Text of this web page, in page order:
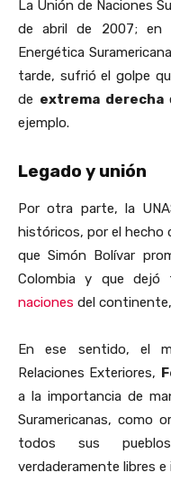
La Unión de Naciones
de abril de 2007; en
Energética
tarde, sufrió el golpe
de extrema derecha
ejemplo.
Legado y unión
Por otra parte, la
históricos, por el hecho
que Simón Bolívar
Colombia y que dejó
naciones del
En ese sentido, el
Relaciones Exteriores,
a la importancia de
Suramericanas, como
todos sus
verdaderamente libres